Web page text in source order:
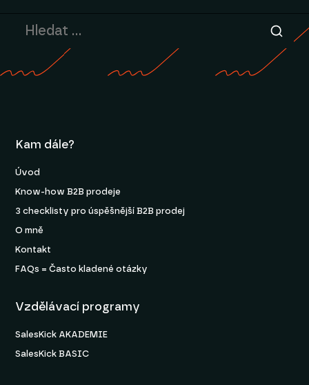
Kam dále?
Úvod
Know-how B2B prodeje
3 checklisty pro úspěšnější B2B prodej
O mně
Kontakt
FAQs = Často kladené otázky
Vzdělávací programy
SalesKick AKADEMIE
SalesKick BASIC